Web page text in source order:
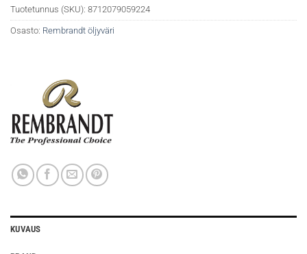
Tuotetunnus (SKU): 8712079059224
Osasto: Rembrandt öljyväri
KUVAUS